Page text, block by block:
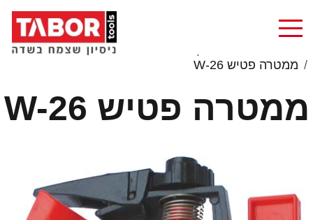
ממטרה פטיש W-26
ממטרה פטיש W-26